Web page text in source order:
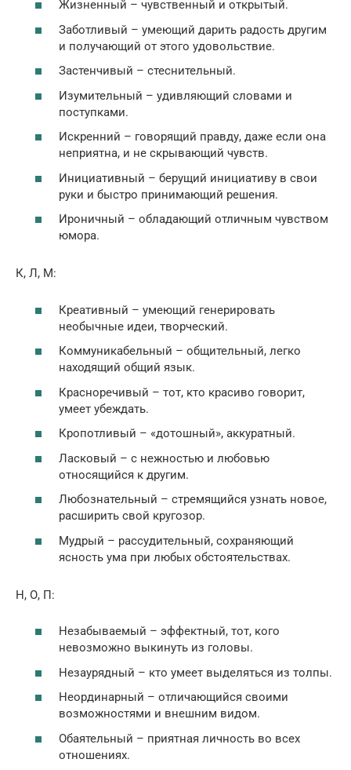
Жизненный – чувственный и открытый.
Заботливый – умеющий дарить радость другим
и получающий от этого удовольствие.
Застенчивый – стеснительный.
Изумительный – удивляющий словами и
поступками.
Искренний – говорящий правду, даже если она
неприятна, и не скрывающий чувств.
Инициативный – берущий инициативу в свои
руки и быстро принимающий решения.
Ироничный – обладающий отличным чувством
юмора.
К, Л, М:
Креативный – умеющий генерировать
необычные идеи, творческий.
Коммуникабельный – общительный, легко
находящий общий язык.
Красноречивый – тот, кто красиво говорит,
умеет убеждать.
Кропотливый – «дотошный», аккуратный.
Ласковый – с нежностью и любовью
относящийся к другим.
Любознательный – стремящийся узнать новое,
расширить свой кругозор.
Мудрый – рассудительный, сохраняющий
ясность ума при любых обстоятельствах.
Н, О, П:
Незабываемый – эффектный, тот, кого
невозможно выкинуть из головы.
Незаурядный – кто умеет выделяться из толпы.
Неординарный – отличающийся своими
возможностями и внешним видом.
Обаятельный – приятная личность во всех
отношениях.